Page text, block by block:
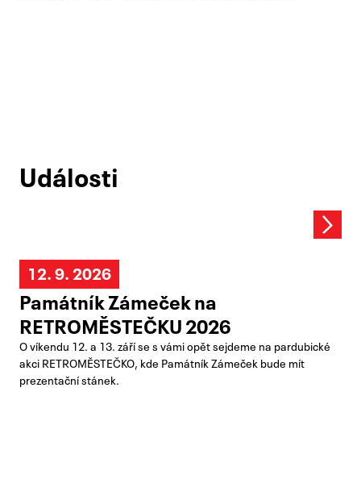
Události
Next
12. 9. 2026
Památník Zámeček na
RETROMĚSTEČKU 2026
O víkendu 12. a 13. září se s vámi opět sejdeme na pardubické
akci RETROMĚSTEČKO, kde Památník Zámeček bude mít
prezentační stánek.